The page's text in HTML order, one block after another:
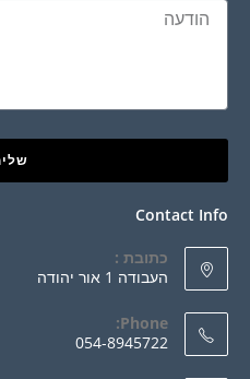
Contact Info
כתובת :
העבודה 1 אור יהודה
Phone:
054-8945722